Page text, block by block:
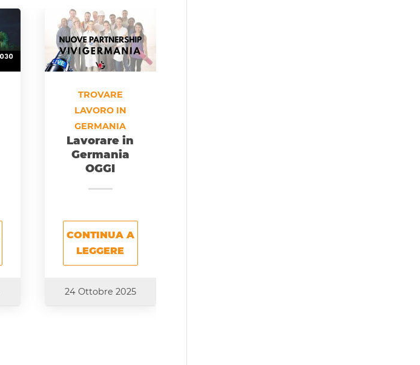
TROVARE
LAVORO IN
GERMANIA
Lavorare in
Germania
OGGI
CONTINUA A
LEGGERE
24 Ottobre 2025